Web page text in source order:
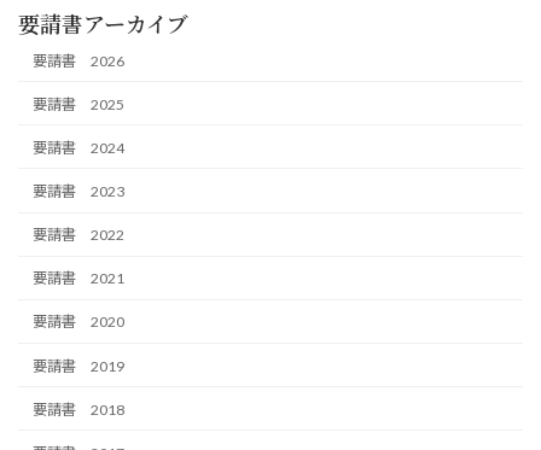
要請書アーカイブ
要請書 2026
要請書 2025
要請書 2024
要請書 2023
要請書 2022
要請書 2021
要請書 2020
要請書 2019
要請書 2018